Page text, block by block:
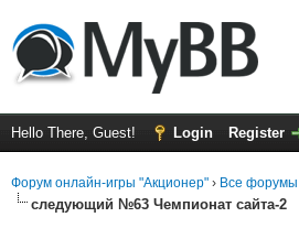
Hello There, Guest! Login Register
Форум онлайн-игры "Акционер" › Все форумы
следующий №63 Чемпионат сайта-2